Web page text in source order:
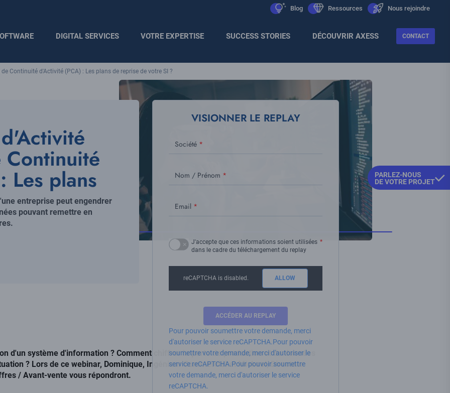
Blog
icon Ressources
icon Nous rejoindre
icon
DIGITAL SERVICES VOTRE EXPERTISE SUCCESS STORIES DÉCOUVRIR AXESS CONTACT
Continuité d'Activité (PCA) : Les plans de reprise de votre SI ?​
Continuité
Les plans
SI ?​
entreprise peut engendrer
pouvant remettre en
Visuel
principal
VISIONNER LE REPLAY
Société
Nom / Prénom
Email
J'accepte que ces informations soient utilisées
dans le cadre du téléchargement du replay
reCAPTCHA is disabled. ALLOW
Pour pouvoir soumettre votre demande, merci
d'autoriser le service reCAPTCHA.Pour pouvoir
soumettre votre demande, merci d'autoriser le
service reCAPTCHA.Pour pouvoir soumettre
votre demande, merci d'autoriser le service
reCAPTCHA.
d'un système d'information ? Comment chiffrer la perte de production et de données
? Lors de ce webinar, Dominique, Ingénieur Commercial et Mickael, Directeur
/ Avant-vente vous répondront.
PARLEZ-NOUS
DE VOTRE PROJET